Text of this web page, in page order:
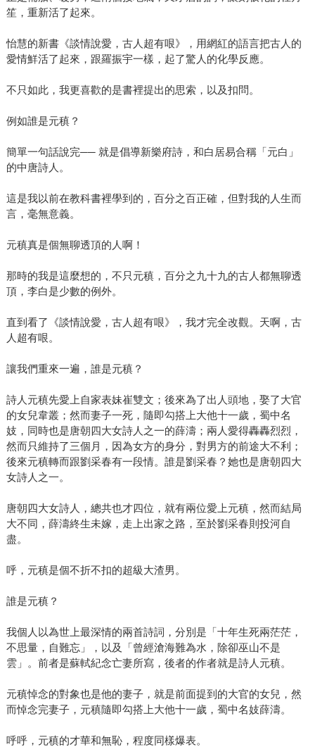
笙，重新活了起來。
怡慧的新書《談情說愛，古人超有哏》，用網紅的語言把古人的
愛情鮮活了起來，跟羅振宇一樣，起了驚人的化學反應。
不只如此，我更喜歡的是書裡提出的思索，以及扣問。
例如誰是元稹？
簡單一句話說完── 就是倡導新樂府詩，和白居易合稱「元白」
的中唐詩人。
這是我以前在教科書裡學到的，百分之百正確，但對我的人生而
言，毫無意義。
元稹真是個無聊透頂的人啊！
那時的我是這麼想的，不只元稹，百分之九十九的古人都無聊透
頂，李白是少數的例外。
直到看了《談情說愛，古人超有哏》，我才完全改觀。天啊，古
人超有哏。
讓我們重來一遍，誰是元稹？
詩人元稹先愛上自家表妹崔雙文；後來為了出人頭地，娶了大官
的女兒韋叢；然而妻子一死，隨即勾搭上大他十一歲，蜀中名
妓，同時也是唐朝四大女詩人之一的薛濤；兩人愛得轟轟烈烈，
然而只維持了三個月，因為女方的身分，對男方的前途大不利；
後來元稹轉而跟劉采春有一段情。誰是劉采春？她也是唐朝四大
女詩人之一。
唐朝四大女詩人，總共也才四位，就有兩位愛上元稹，然而結局
大不同，薛濤終生未嫁，走上出家之路，至於劉采春則投河自
盡。
呼，元稹是個不折不扣的超級大渣男。
誰是元稹？
我個人以為世上最深情的兩首詩詞，分別是「十年生死兩茫茫，
不思量，自難忘」，以及「曾經滄海難為水，除卻巫山不是
雲」。前者是蘇軾紀念亡妻所寫，後者的作者就是詩人元稹。
元稹悼念的對象也是他的妻子，就是前面提到的大官的女兒，然
而悼念完妻子，元稹隨即勾搭上大他十一歲，蜀中名妓薛濤。
呼呼，元稹的才華和無恥，程度同樣爆表。